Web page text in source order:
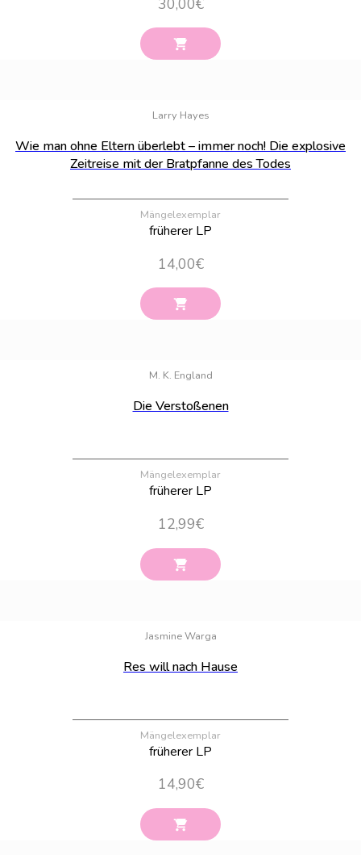
Larry Hayes
Wie man ohne Eltern überlebt – immer noch! Die explosive
Zeitreise mit der Bratpfanne des Todes
Mängelexemplar
früherer LP
14,00€
M. K. England
Die Verstoßenen
Mängelexemplar
früherer LP
12,99€
Jasmine Warga
Res will nach Hause
Mängelexemplar
früherer LP
14,90€